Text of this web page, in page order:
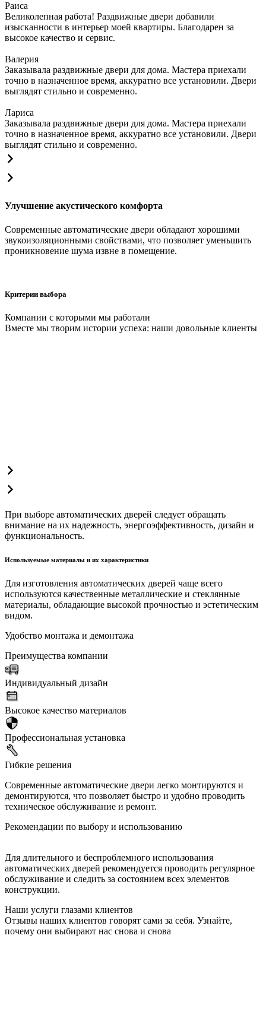
Раиса
Великолепная работа! Раздвижные двери добавили
изысканности в интерьер моей квартиры. Благодарен за
высокое качество и сервис.
Валерия
Заказывала раздвижные двери для дома. Мастера приехали
точно в назначенное время, аккуратно все установили. Двери
выглядят стильно и современно.
Лариса
Заказывала раздвижные двери для дома. Мастера приехали
точно в назначенное время, аккуратно все установили. Двери
выглядят стильно и современно.
Улучшение акустического комфорта
Современные автоматические двери обладают хорошими
звукоизоляционными свойствами, что позволяет уменьшить
проникновение шума извне в помещение.
Критерии выбора
Компании с которыми мы работали
Вместе мы творим истории успеха: наши довольные клиенты
При выборе автоматических дверей следует обращать
внимание на их надежность, энергоэффективность, дизайн и
функциональность.
Используемые материалы и их характеристики
Для изготовления автоматических дверей чаще всего
используются качественные металлические и стеклянные
материалы, обладающие высокой прочностью и эстетическим
видом.
Удобство монтажа и демонтажа
Преимущества компании
Индивидуальный дизайн
Высокое качество материалов
Профессиональная установка
Гибкие решения
Современные автоматические двери легко монтируются и
демонтируются, что позволяет быстро и удобно проводить
техническое обслуживание и ремонт.
Рекомендации по выбору и использованию
Для длительного и беспроблемного использования
автоматических дверей рекомендуется проводить регулярное
обслуживание и следить за состоянием всех элементов
конструкции.
Наши услуги глазами клиентов
Отзывы наших клиентов говорят сами за себя. Узнайте,
почему они выбирают нас снова и снова